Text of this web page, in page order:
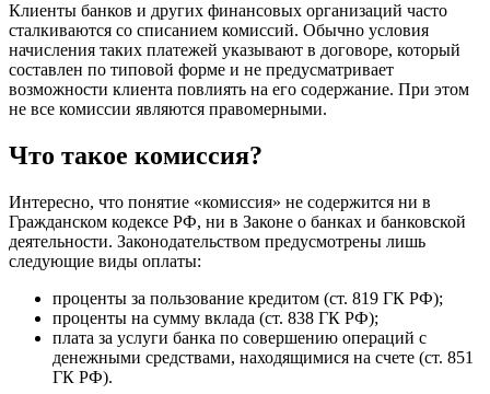
Клиенты банков и других финансовых организаций часто
сталкиваются со списанием комиссий. Обычно условия
начисления таких платежей указывают в договоре, который
составлен по типовой форме и не предусматривает
возможности клиента повлиять на его содержание. При этом
не все комиссии являются правомерными.
Что такое комиссия?
Интересно, что понятие «комиссия» не содержится ни в
Гражданском кодексе РФ, ни в Законе о банках и банковской
деятельности. Законодательством предусмотрены лишь
следующие виды оплаты:
проценты за пользование кредитом (ст. 819 ГК РФ);
проценты на сумму вклада (ст. 838 ГК РФ);
плата за услуги банка по совершению операций с
денежными средствами, находящимися на счете (ст. 851
ГК РФ).